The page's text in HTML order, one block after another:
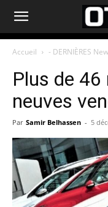
Accueil - DERNIÈRES
Plus de
neuves
Par Samir Belhassen - 5